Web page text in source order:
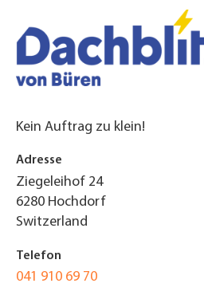
Kein Auftrag zu klein!
Adresse
Ziegeleihof 24
6280 Hochdorf
Switzerland
Telefon
041 910 69 70